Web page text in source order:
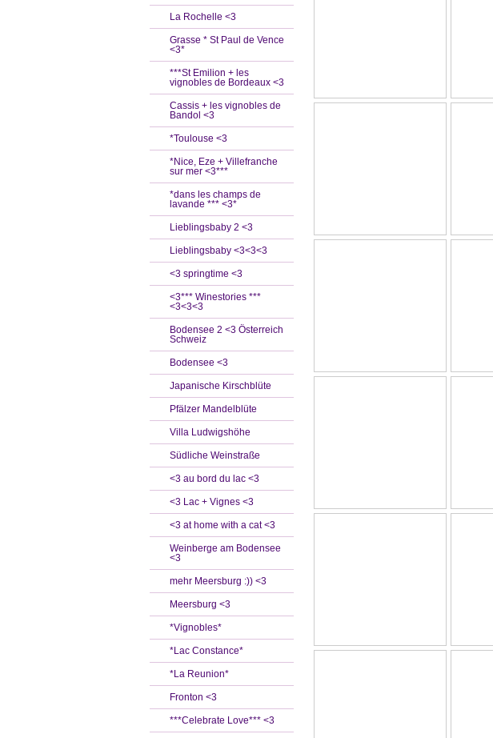
La Rochelle <3
Grasse * St Paul de Vence
<3*
***St Emilion + les
vignobles de Bordeaux <3
Cassis + les vignobles de
Bandol <3
*Toulouse <3
*Nice, Eze + Villefranche
sur mer <3***
*dans les champs de
lavande *** <3*
Lieblingsbaby 2 <3
Lieblingsbaby <3<3<3
<3 springtime <3
<3*** Winestories ***
<3<3<3
Bodensee 2 <3 Österreich
Schweiz
Bodensee <3
Japanische Kirschblüte
Pfälzer Mandelblüte
Villa Ludwigshöhe
Südliche Weinstraße
<3 au bord du lac <3
<3 Lac + Vignes <3
<3 at home with a cat <3
Weinberge am Bodensee
<3
mehr Meersburg :)) <3
Meersburg <3
*Vignobles*
*Lac Constance*
*La Reunion*
Fronton <3
***Celebrate Love*** <3